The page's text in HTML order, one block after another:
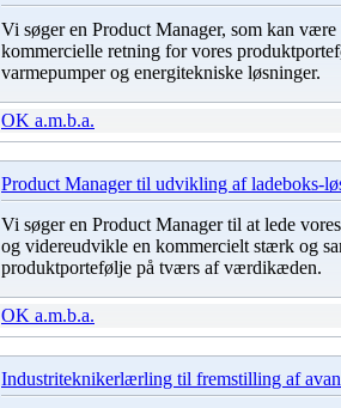
Vi søger en Product Manager, som kan
kommercielle retning for vores
varmepumper og energitekniske løsninger.
OK a.m.b.a.
Product Manager til udvikling af ladeboks-
Vi søger en Product Manager til at lede
og videreudvikle en kommercielt stærk og
produktportefølje på tværs af værdikæden.
OK a.m.b.a.
Industriteknikerlærling til fremstilling af